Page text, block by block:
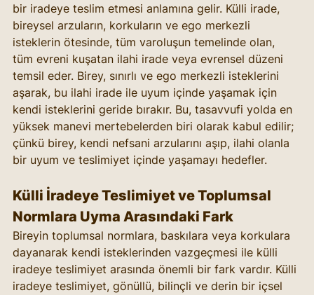
bir iradeye teslim etmesi anlamına gelir. Külli irade,
bireysel arzuların, korkuların ve ego merkezli
isteklerin ötesinde, tüm varoluşun temelinde olan,
tüm evreni kuşatan ilahi irade veya evrensel düzeni
temsil eder. Birey, sınırlı ve ego merkezli isteklerini
aşarak, bu ilahi irade ile uyum içinde yaşamak için
kendi isteklerini geride bırakır. Bu, tasavvufi yolda en
yüksek manevi mertebelerden biri olarak kabul edilir;
çünkü birey, kendi nefsani arzularını aşıp, ilahi olanla
bir uyum ve teslimiyet içinde yaşamayı hedefler.
Külli İradeye Teslimiyet ve Toplumsal
Normlara Uyma Arasındaki Fark
Bireyin toplumsal normlara, baskılara veya korkulara
dayanarak kendi isteklerinden vazgeçmesi ile külli
iradeye teslimiyet arasında önemli bir fark vardır. Külli
iradeye teslimiyet, gönüllü, bilinçli ve derin bir içsel